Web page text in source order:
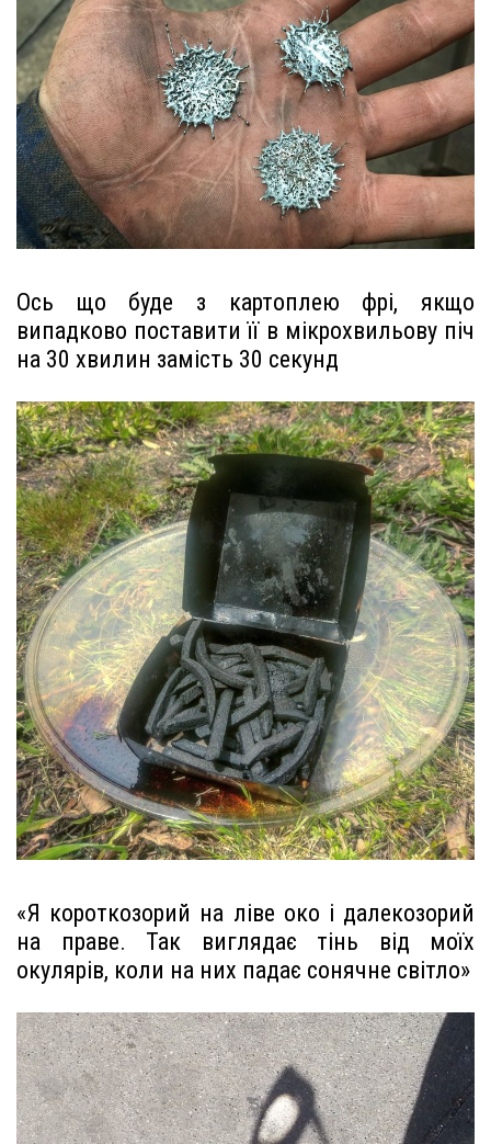
Ось що буде з картоплею фрі, якщо
випадково поставити її в мікрохвильову піч
на 30 хвилин замість 30 секунд
«Я короткозорий на ліве око і далекозорий
на праве. Так виглядає тінь від моїх
окулярів, коли на них падає сонячне світло»